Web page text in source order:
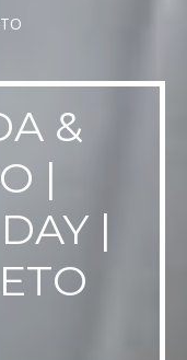
&
|
|